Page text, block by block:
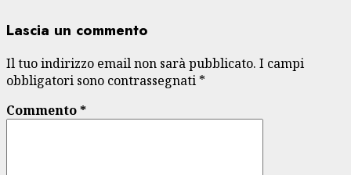
Lascia un commento
Il tuo indirizzo email non sarà pubblicato. I campi
obbligatori sono contrassegnati *
Commento*